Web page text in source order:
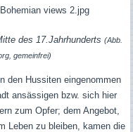
des 17.Jahrhunderts (Abb.
gemeinfrei)
den Hussiten eingenommen
ansässigen bzw. sich hier
zum Opfer; dem Angebot,
Leben zu bleiben, kamen die